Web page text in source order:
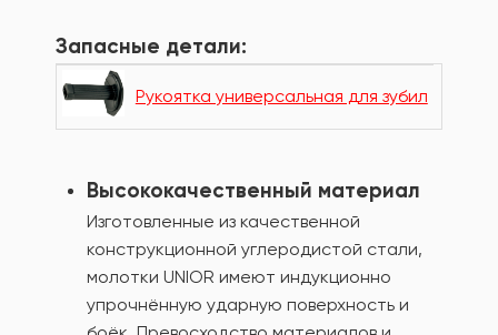
Запасные детали:
Рукоятка универсальная для зубил
Высококачественный материал
Изготовленные из качественной
конструкционной углеродистой стали,
молотки UNIOR имеют индукционно
упрочнённую ударную поверхность и